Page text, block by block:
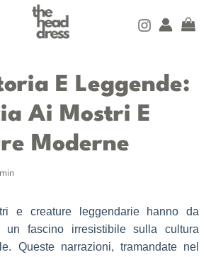
E Leggende:
Ai Mostri E
Moderne
e creature leggendarie hanno da
un fascino irresistibile sulla cultura
Queste narrazioni, tramandate nel